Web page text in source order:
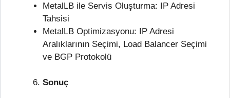
MetalLB ile Servis Oluşturma: IP Adresi
Tahsisi
MetalLB Optimizasyonu: IP Adresi
Aralıklarının Seçimi, Load Balancer Seçimi
ve BGP Protokolü
Sonuç